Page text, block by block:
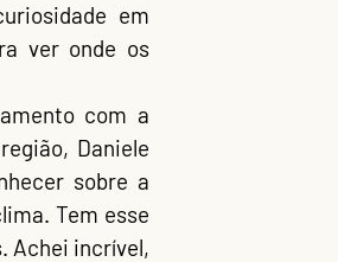
em
ver onde os
Daniele
sobre a
Tem esse
Achei incrível,